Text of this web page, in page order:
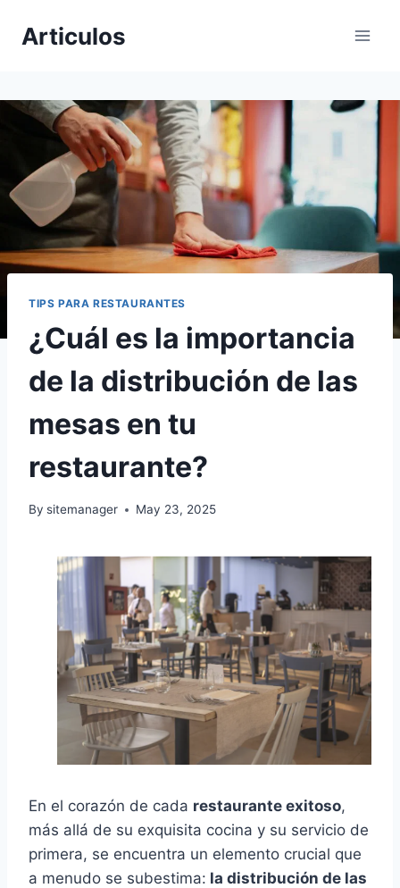
Articulos
TIPS PARA RESTAURANTES
¿Cuál es la importancia
de la distribución de las
mesas en tu
restaurante?
By sitemanager May 23, 2025
En el corazón de cada restaurante exitoso,
más allá de su exquisita cocina y su servicio de
primera, se encuentra un elemento crucial que
a menudo se subestima: la distribución de las